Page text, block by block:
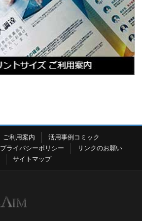
ご利用案内
活用事例コミック
プライバシーポリシー
リンクのお願い
サイトマップ